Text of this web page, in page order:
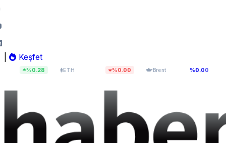
Keşfet
ETH$1.921,64 Brent $83,55 %0.00 BIST 100